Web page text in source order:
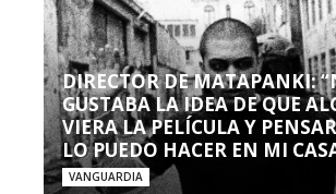
DIRECTOR DE MATAPANKI:
GUSTABA LA IDEA DE QUE
VIERA LA PELÍCULA Y
LO PUEDO HACER EN MI
VANGUARDIA